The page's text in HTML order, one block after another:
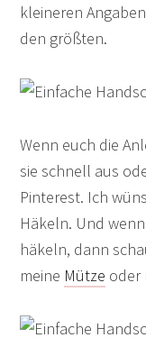
kleineren
den größten.
Wenn euch die
sie schnell aus
Pinterest. Ich
Häkeln. Und
häkeln, dann
meine Mütze oder